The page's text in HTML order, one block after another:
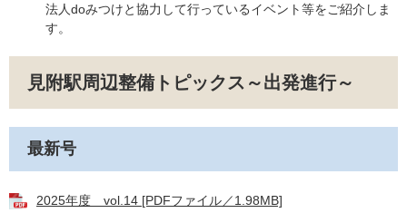
法人doみつけと協力して行っているイベント等をご紹介しま
す。
見附駅周辺整備トピックス～出発進行～
最新号
2025年度 vol.14 [PDFファイル／1.98MB]